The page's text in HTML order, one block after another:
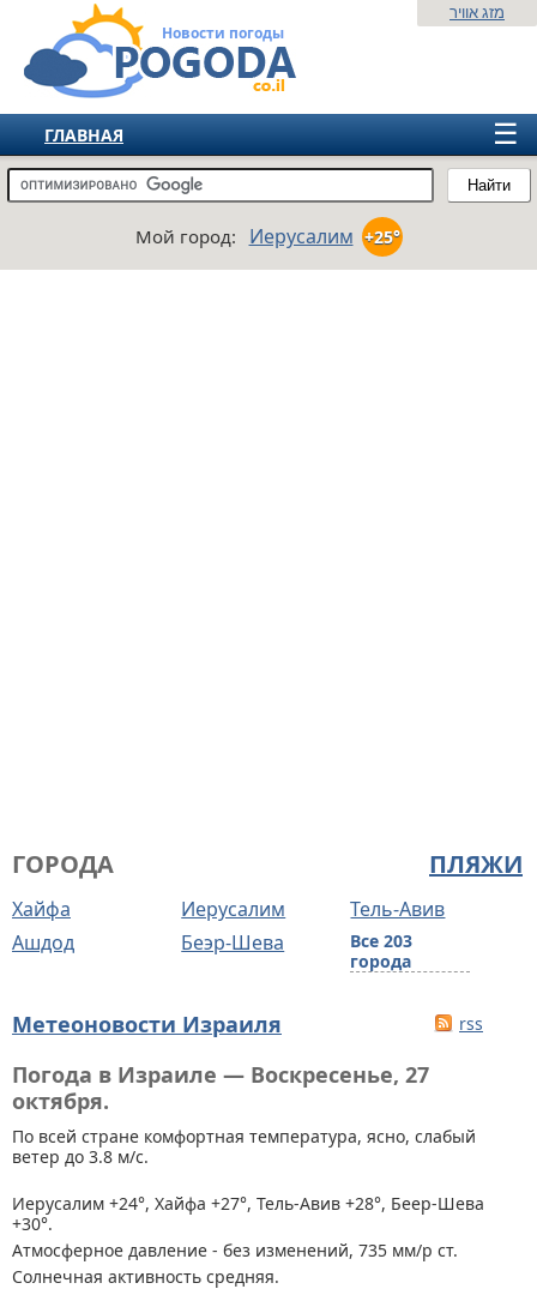
Новости погоды
Найти
מזג אוויר
☰
ГЛАВНАЯ
ИЗРАИЛЬ
ЕВРОПА
Мой город: Иерусалим +25°
ПЛЯЖИ
ГОРОДА
Хайфа Иерусалим
Тель-Авив
Ашдод
Беэр-Шева
Все 203
города
Метеоновости Израиля rss
Погода в Израиле — Воскресенье, 27
октября.
По всей стране комфортная температура, ясно, слабый
ветер до 3.8 м/с.
Иерусалим +24°, Хайфа +27°, Тель-Авив +28°, Беер-Шева
+30°.
Атмосферное давление - без изменений, 735 мм/р ст.
Солнечная активность средняя.